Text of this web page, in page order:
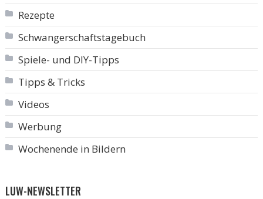
Rezepte
Schwangerschaftstagebuch
Spiele- und DIY-Tipps
Tipps & Tricks
Videos
Werbung
Wochenende in Bildern
LUW-NEWSLETTER